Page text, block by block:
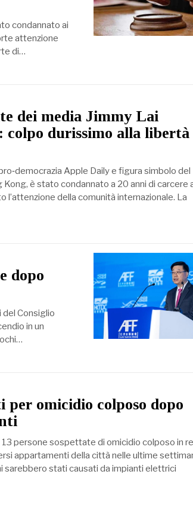
condannato ai
attenzione
di…
dei media Jimmy Lai
colpo durissimo alla
Apple Daily e figura simbolo del
è stato condannato a 20 anni di carcere
l’attenzione della comunità internazionale. La
dopo
Consiglio
in un
omicidio colposo dopo
persone sospettate di omicidio colposo in
appartamenti della città nelle ultime
sarebbero stati causati da impianti elettrici